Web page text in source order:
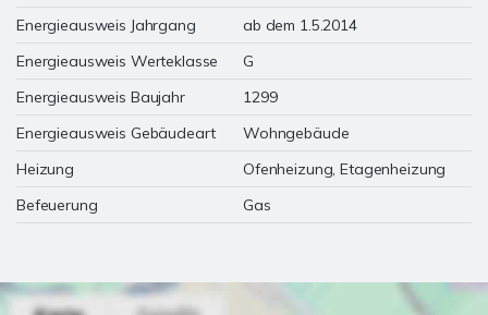
Energieausweis Jahrgang
ab dem 1.5.2014
Energieausweis Werteklasse
G
Energieausweis Baujahr
1299
Energieausweis Gebäudeart
Wohngebäude
Heizung
Ofenheizung, Etagenheizung
Befeuerung
Gas